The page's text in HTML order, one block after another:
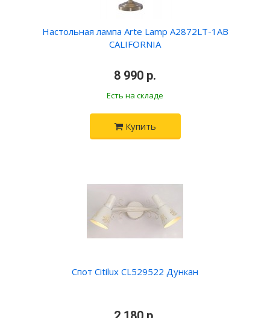
Настольная лампа Arte Lamp A2872LT-1AB
CALIFORNIA
8 990 р.
Есть на складе
Купить
Спот Citilux CL529522 Дункан